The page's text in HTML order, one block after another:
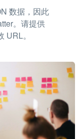
数据，因此
。请提供
。